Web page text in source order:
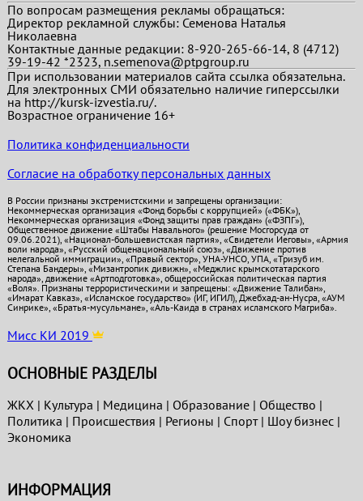
По вопросам размещения рекламы обращаться:
Директор рекламной службы: Семенова Наталья
Николаевна
Контактные данные редакции: 8-920-265-66-14, 8 (4712)
39-19-42 *2323, n.semenova@ptpgroup.ru
При использовании материалов сайта ссылка обязательна.
Для электронных СМИ обязательно наличие гиперссылки
на http://kursk-izvestia.ru/.
Возрастное ограничение 16+
Политика конфиденциальности
Согласие на обработку персональных данных
В России признаны экстремистскими и запрещены организации:
Некоммерческая организация «Фонд борьбы с коррупцией» («ФБК»),
Некоммерческая организация «Фонд защиты прав граждан» («ФЗПГ»),
Общественное движение «Штабы Навального» (решение Мосгорсуда от
09.06.2021), «Национал-большевистская партия», «Свидетели Иеговы», «Армия
воли народа», «Русский общенациональный союз», «Движение против
нелегальной иммиграции», «Правый сектор», УНА-УНСО, УПА, «Тризуб им.
Степана Бандеры», «Мизантропик дивижн», «Меджлис крымскотатарского
народа», движение «Артподготовка», общероссийская политическая партия
«Воля». Признаны террористическими и запрещены: «Движение Талибан»,
«Имарат Кавказ», «Исламское государство» (ИГ, ИГИЛ), Джебхад-ан-Нусра, «АУМ
Синрике», «Братья-мусульмане», «Аль-Каида в странах исламского Магриба».
Мисс КИ 2019
ОСНОВНЫЕ РАЗДЕЛЫ
ЖКХ | Культура | Медицина | Образование| Общество |
Политика | Проиcшествия | Регионы | Спорт| Шоу бизнес|
Экономика
ИНФОРМАЦИЯ